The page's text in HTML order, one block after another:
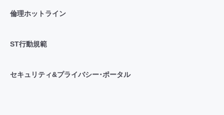
倫理ホットライン
ST行動規範
セキュリティ&プライバシー･ポータル